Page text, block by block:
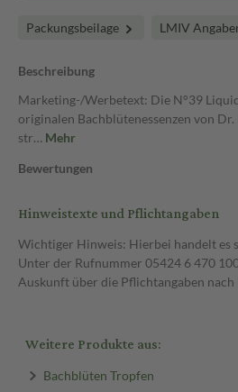
Packungsbeilage LMIV
Beschreibung
Marketing-/Werbetext: Die N°39
originalen Bachblütenessenzen von Dr.
str… Mehr
Bewertungen
Hinweistexte und Pflichtangaben
Wichtiger Hinweis: Hierbei handelt es
Unter der Rufnummer 05424 6 470
Auskunft über die Pflichtangaben nach
Weitere Produkte aus:
Bachblüten Tropfen